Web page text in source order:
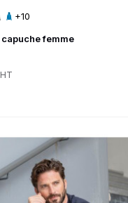
femme
+10